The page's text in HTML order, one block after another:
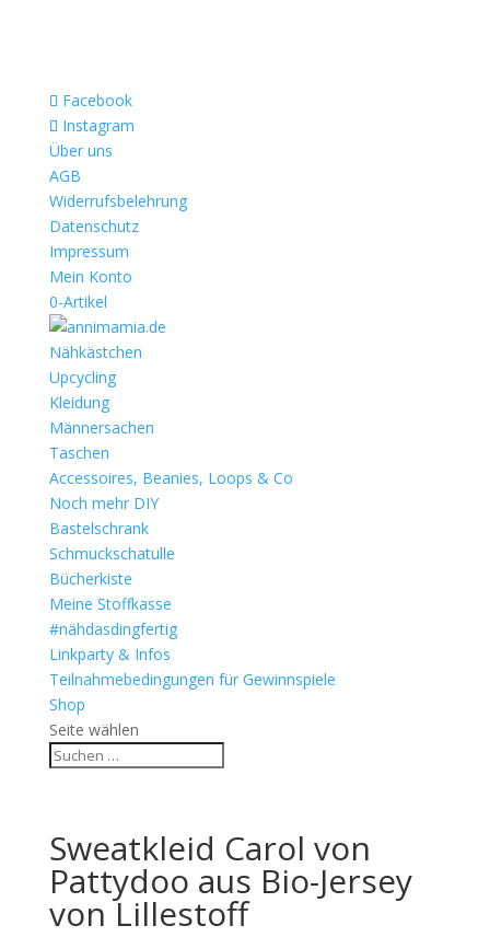
Facebook
Instagram
Über uns
AGB
Widerrufsbelehrung
Datenschutz
Impressum
Mein Konto
0-Artikel
Nähkästchen
Upcycling
Kleidung
Männersachen
Taschen
Accessoires, Beanies, Loops & Co
Noch mehr DIY
Bastelschrank
Schmuckschatulle
Bücherkiste
Meine Stoffkasse
#nähdasdingfertig
Linkparty & Infos
Teilnahmebedingungen für Gewinnspiele
Shop
Seite wählen
Sweatkleid Carol von
Pattydoo aus Bio-Jersey
von Lillestoff